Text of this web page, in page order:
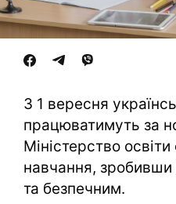
З 1 вересня
працюватимуть за
Міністерство
навчання, зробивши
та безпечним.